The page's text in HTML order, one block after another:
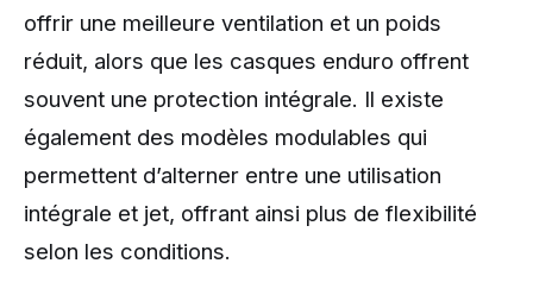
offrir une meilleure ventilation et un poids
réduit, alors que les casques enduro offrent
souvent une protection intégrale. Il existe
également des modèles modulables qui
permettent d’alterner entre une utilisation
intégrale et jet, offrant ainsi plus de flexibilité
selon les conditions.